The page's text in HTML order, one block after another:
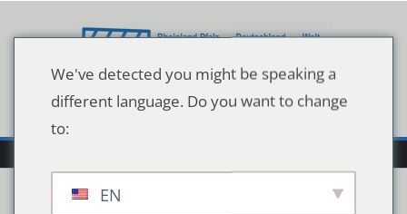
Inhalt
We've detected you might be speaking a
different language. Do you want to change
to:
EN